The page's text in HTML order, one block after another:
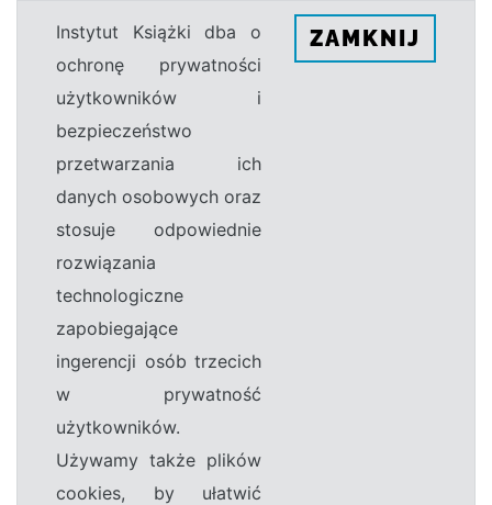
Instytut Książki dba o
ochronę prywatności
użytkowników i
bezpieczeństwo
przetwarzania ich
danych osobowych oraz
stosuje odpowiednie
rozwiązania
technologiczne
zapobiegające
ingerencji osób trzecich
w prywatność
użytkowników.
Używamy także plików
cookies, by ułatwić
ZAMKNIJ